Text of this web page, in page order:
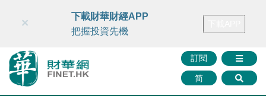
財華智庫網 FINTV FINMETA 財華證券 媒體矩陣
訂閱
简
×
下載財華財經APP
把握投資先機